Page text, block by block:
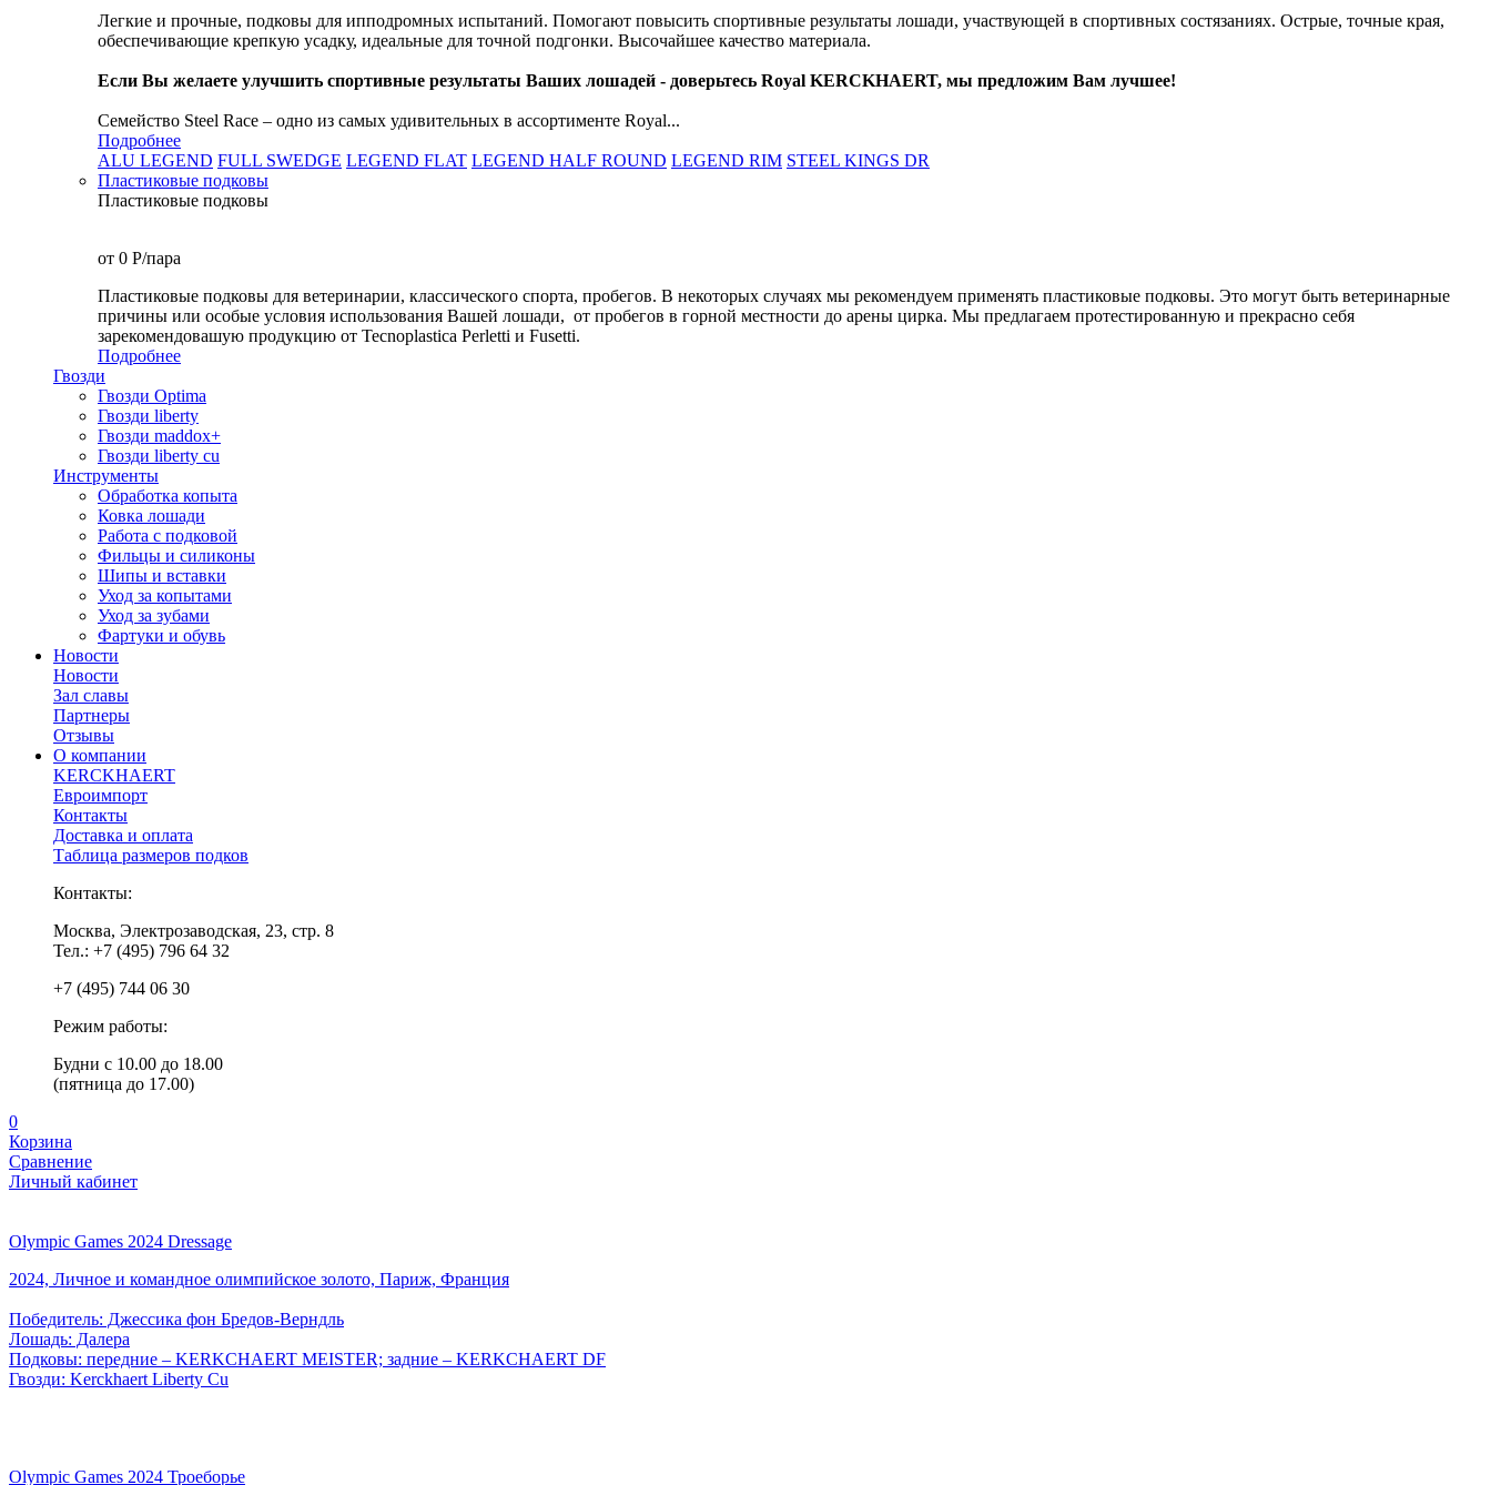
Легкие и прочные, подковы для ипподромных испытаний. Помогают повысить спортивные результаты лошади, участвующей в спортивных состязаниях. Острые, точные края,
обеспечивающие крепкую усадку, идеальные для точной подгонки. Высочайшее качество материала.
Если Вы желаете улучшить спортивные результаты Ваших лошадей - доверьтесь Royal KERCKHAERT, мы предложим Вам лучшее!
Семейство Steel Race – одно из самых удивительных в ассортименте Royal...
Подробнее
ALU LEGEND FULL SWEDGE LEGEND FLAT LEGEND HALF ROUND LEGEND RIM STEEL KINGS DR
Пластиковые подковы
Пластиковые подковы
от 0 P/пара
Пластиковые подковы для ветеринарии, классического спорта, пробегов. В некоторых случаях мы рекомендуем применять пластиковые подковы. Это могут быть ветеринарные
причины или особые условия использования Вашей лошади, от пробегов в горной местности до арены цирка. Мы предлагаем протестированную и прекрасно себя
зарекомендовашую продукцию от Tecnoplastica Perletti и Fusetti.
Подробнее
Гвозди
Гвозди Optima
Гвозди liberty
Гвозди maddox+
Гвозди liberty cu
Инструменты
Обработка копыта
Ковка лошади
Работа с подковой
Фильцы и силиконы
Шипы и вставки
Уход за копытами
Уход за зубами
Фартуки и обувь
Новости
Новости
Зал славы
Партнеры
Отзывы
О компании
KERCKHAERT
Евроимпорт
Контакты
Доставка и оплата
Таблица размеров подков
Контакты:
Москва, Электрозаводская, 23, стр. 8
Тел.: +7 (495) 796 64 32
+7 (495) 744 06 30
Режим работы:
Будни с 10.00 до 18.00
(пятница до 17.00)
0
Корзина
Сравнение
Личный кабинет
Olympic Games 2024 Dressage
2024, Личное и командное олимпийское золото, Париж, Франция
Победитель: Джессика фон Бредов-Верндль
Лошадь: Далера
Подковы: передние – KERKCHAERT MEISTER; задние – KERKCHAERT DF
Гвозди: Kerckhaert Liberty Cu
Olympic Games 2024 Троеборье